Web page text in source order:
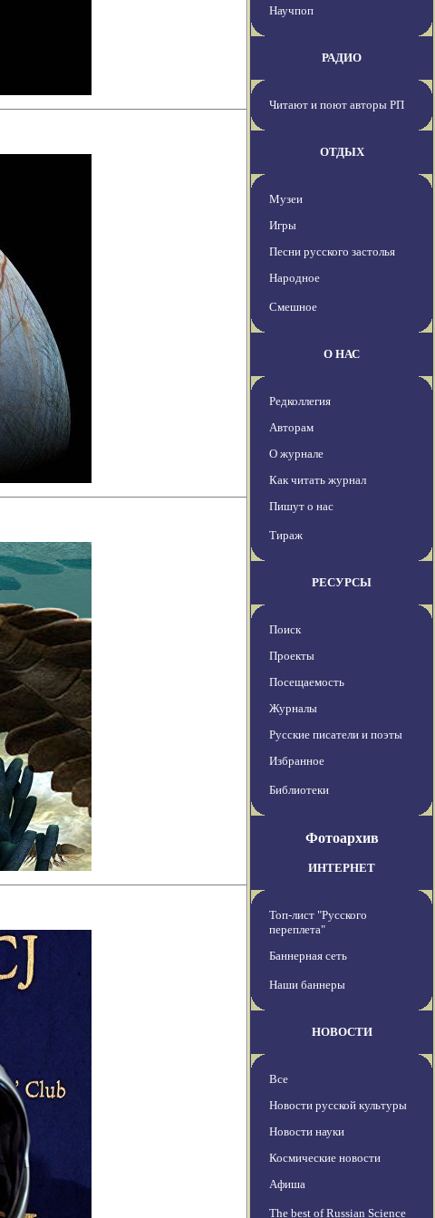
Научпоп
РАДИО
Читают и поют авторы РП
ОТДЫХ
Музеи
Игры
Песни русского застолья
Народное
Смешное
О НАС
Редколлегия
Авторам
О журнале
Как читать журнал
Пишут о нас
Тираж
РЕСУРСЫ
Поиск
Проекты
Посещаемость
Журналы
Русские писатели и поэты
Избранное
Библиотеки
Фотоархив
ИНТЕРНЕТ
Топ-лист "Русского
переплета"
Баннерная сеть
Наши баннеры
НОВОСТИ
Все
Новости русской культуры
Новости науки
Космические новости
Афиша
The best of Russian Science